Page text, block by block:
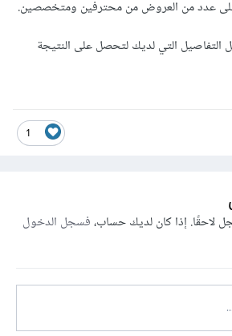
عدد من العروض من محترفين ومتخصصين.
التفاصيل التي لديك لتحصل على النتيجة
1
لاحقًا. إذا كان لديك حساب،فسجل الدخول